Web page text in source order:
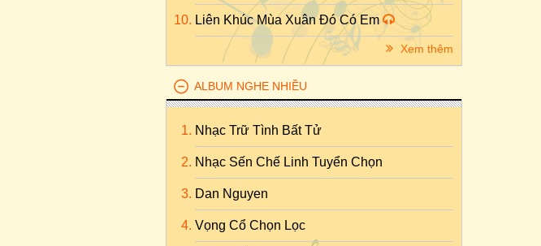
Liên Khúc Mùa Xuân Đó Có Em
Xem thêm
ALBUM NGHE NHIỀU
Nhạc Trữ Tình Bất Tử
Nhạc Sến Chế Linh Tuyển Chọn
Dan Nguyen
Vọng Cổ Chọn Lọc